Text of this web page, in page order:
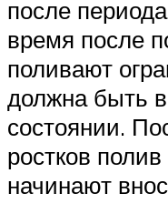
после
время после
поливают
должна быть
состоянии.
ростков
начинают